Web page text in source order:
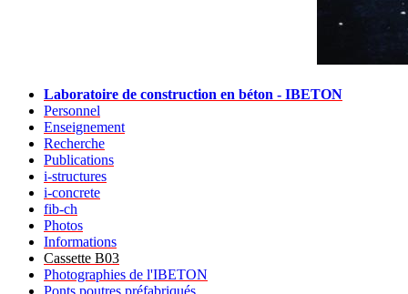
Laboratoire de construction en béton - IBETON
Personnel
Enseignement
Recherche
Publications
i-structures
i-concrete
fib-ch
Photos
Informations
Cassette B03
Photographies de l'IBETON
Ponts poutres préfabriqués